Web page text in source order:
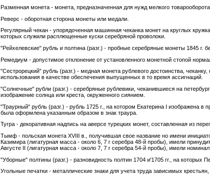
Разменная монета - монета, предназначенная для нужд мелкого
Реверс - оборотная сторона монеты или медали.
Регулярный чекан - упорядоченная машинная чеканка монет на круглых
которых служили расплющенные куски серебряной проволоки.
"Рейхелевские" рубль и полтина (разг.) - пробные серебряные монеты 1845 г.
Ремедиум - допустимое отклонение от установленного монетной стопой
"Сестрорецкий" рубль (разг.) - медная монета рублевого достоинства,
использования в качестве обеспечения выпущенных в то время ассигнаций.
"Солнечные" рубли (разг.) - серебряные рублевики, чеканившиеся на
изображение солнца или креста, окруженного сиянием.
"Траурный" рубль (разг.) - рубль 1725 г., на котором Екатерина I изображена в
была оформлена указанным образом в знак траура.
Тугра - декоративная надпись на аверсе турецких монет, составленная из
Тымф - польская монета XVIII в., получившая свое название но имени
Казимира (лигатурная масса - около 6, 7 г серебра 48-й пробы), имели
Августе II (лигатурная масса - около 7, 7 г серебра 54-й пробы), имели
"Уборные" полтины (разг.) - разновидность полтин 1704 и'1705 гг., на которых
Угольные печатки - металлические знаки для учета труда зависимых